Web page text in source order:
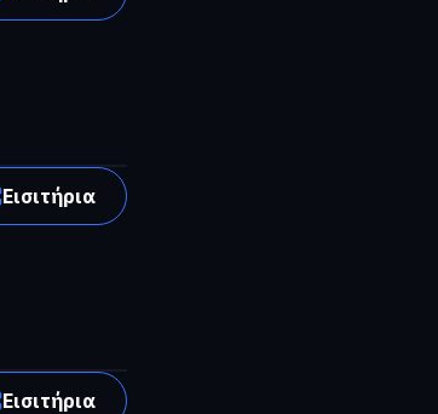
Εισιτήρια
Εισιτήρια